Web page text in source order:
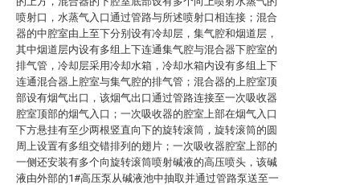
喷射口，水蒸气入口通过管路与所述喷射口相连接；混合
器的中腔室由上至下分别设有冷却层，集气腔和烟道层，
其中烟道层内设有多组上下连通集气腔与混合器下腔室的
排气管，冷却层采用冷却水箱，冷却水箱内设有多组上下
连通混合器上腔室与集气腔的排气管；混合器的上腔室顶
部设有烟气出口，该烟气出口通过管路连接至一次吸收器
腔室顶部的烟气入口；一次吸收器的腔室上部在烟气入口
下方悬挂有至少两根竖直向下的旋转滚筒，旋转滚筒的圆
周上设置有多组交错排列的翅片；一次吸收器腔室上部的
一侧还安装有多个向旋转滚筒喷射碱液的高压喷头，该碱
液由外部的1#高压泵从碱液池中抽取并通过管路泵送至一